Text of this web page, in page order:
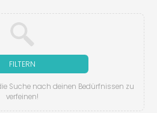
FILTERN
Suche nach deinen Bedürfnissen zu
verfeinen!